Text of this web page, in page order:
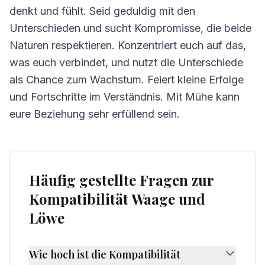
denkt und fühlt. Seid geduldig mit den
Unterschieden und sucht Kompromisse, die beide
Naturen respektieren. Konzentriert euch auf das,
was euch verbindet, und nutzt die Unterschiede
als Chance zum Wachstum. Feiert kleine Erfolge
und Fortschritte im Verständnis. Mit Mühe kann
eure Beziehung sehr erfüllend sein.
Häufig gestellte Fragen zur
Kompatibilität Waage und
Löwe
Wie hoch ist die Kompatibilität